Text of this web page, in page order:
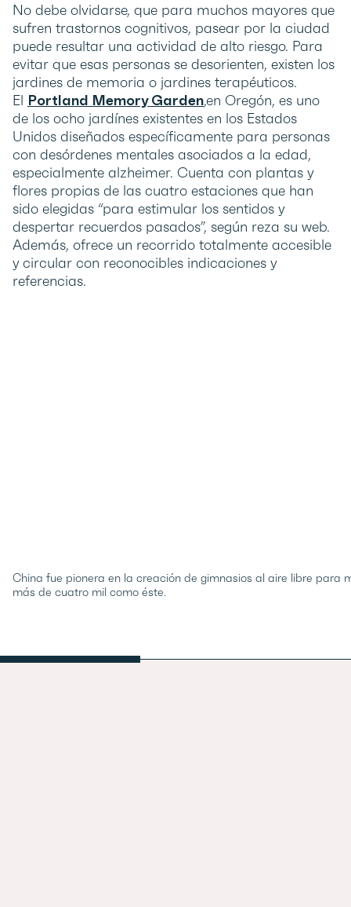
No debe olvidarse, que para muchos mayores que
sufren trastornos cognitivos, pasear por la ciudad
puede resultar una actividad de alto riesgo. Para
evitar que esas personas se desorienten, existen los
jardines de memoria o jardines terapéuticos.
El Portland Memory Garden,en Oregón, es uno
de los ocho jardínes existentes en los Estados
Unidos diseñados específicamente para personas
con desórdenes mentales asociados a la edad,
especialmente alzheimer. Cuenta con plantas y
flores propias de las cuatro estaciones que han
sido elegidas “para estimular los sentidos y
despertar recuerdos pasados”, según reza su web.
Además, ofrece un recorrido totalmente accesible
y circular con reconocibles indicaciones y
referencias.
China fue pionera en la creación de gimnasios al aire libre para
más de cuatro mil como éste.